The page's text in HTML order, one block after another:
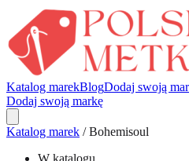
Katalog marekBlogDodaj swoją
Dodaj swoją markę
Katalog marek / Bohemisoul
W katalogu